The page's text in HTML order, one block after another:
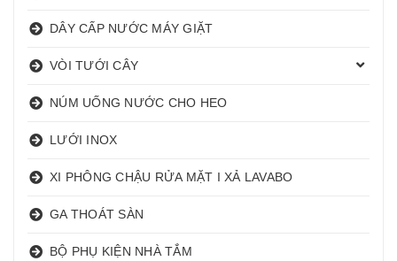
DÂY CẤP NƯỚC MÁY GIẶT
VÒI TƯỚI CÂY
NÚM UỐNG NƯỚC CHO HEO
LƯỚI INOX
XI PHÔNG CHẬU RỬA MẶT I XẢ LAVABO
GA THOÁT SÀN
BỘ PHỤ KIỆN NHÀ TẮM